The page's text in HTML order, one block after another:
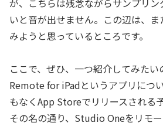
いと音が出せません。この辺は、
みようと思っているところです。
ここで、ぜひ、一つ紹介してみた
Remote for iPadというアプリにつ
もなくApp Storeでリリースされる
その名の通り、Studio Oneをリモ